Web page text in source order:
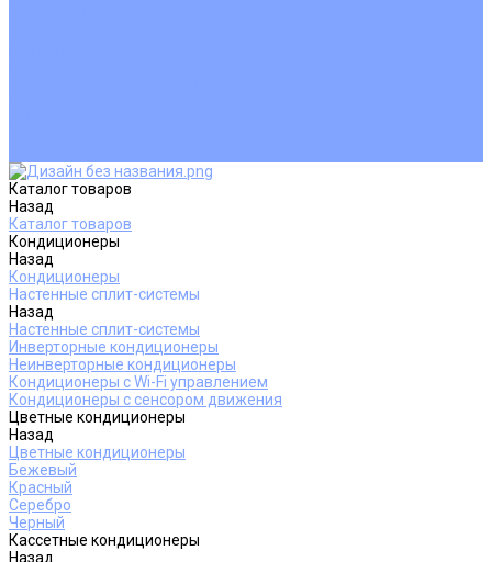
Каталог товаров
Назад
Каталог товаров
Кондиционеры
Назад
Кондиционеры
Настенные сплит-системы
Назад
Настенные сплит-системы
Инверторные кондиционеры
Неинверторные кондиционеры
Кондиционеры с Wi-Fi управлением
Кондиционеры с сенсором движения
Цветные кондиционеры
Назад
Цветные кондиционеры
Бежевый
Красный
Серебро
Черный
Кассетные кондиционеры
Назад